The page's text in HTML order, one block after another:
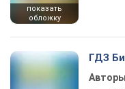
показать
обложку
ГДЗ